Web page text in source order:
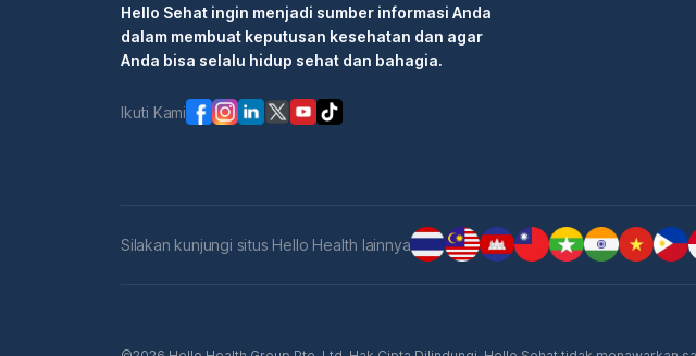
Hello Sehat ingin menjadi sumber informasi Anda
dalam membuat keputusan kesehatan dan agar
Anda bisa selalu hidup sehat dan bahagia.
Ikuti Kami
Silakan kunjungi situs Hello Health lainnya